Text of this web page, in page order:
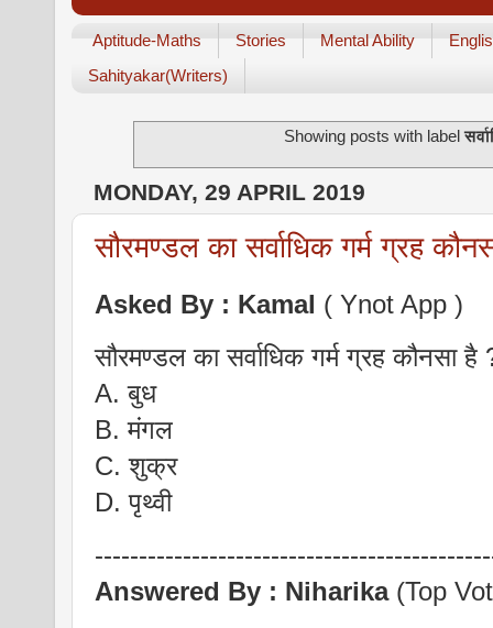
Aptitude-Maths Stories Mental Ability
Sahityakar(Writers)
Showing posts with label
MONDAY, 29 APRIL 2019
सौरमण्डल का सर्वाधिक गर्म ग्रह
Asked By : Kamal ( Ynot App )
सौरमण्डल का सर्वाधिक गर्म ग्रह कौनसा है
A. बुध
B. मंगल
C. शुक्र
D. पृथ्वी
Answered By : Niharika(Top